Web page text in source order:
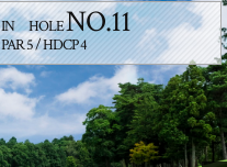
IN HOLENO.11
PAR 5 / HDCP 4